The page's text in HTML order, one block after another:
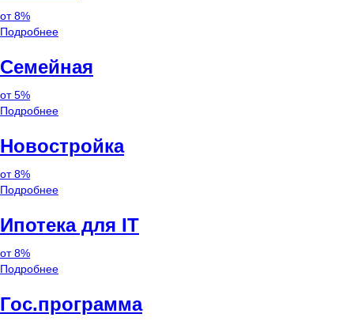
от 8%
Подробнее
Семейная
от 5%
Подробнее
Новостройка
от 8%
Подробнее
Ипотека для IT
от 8%
Подробнее
Гос.программа